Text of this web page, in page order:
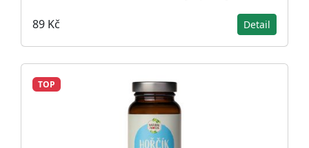
89 Kč Detail
TOP